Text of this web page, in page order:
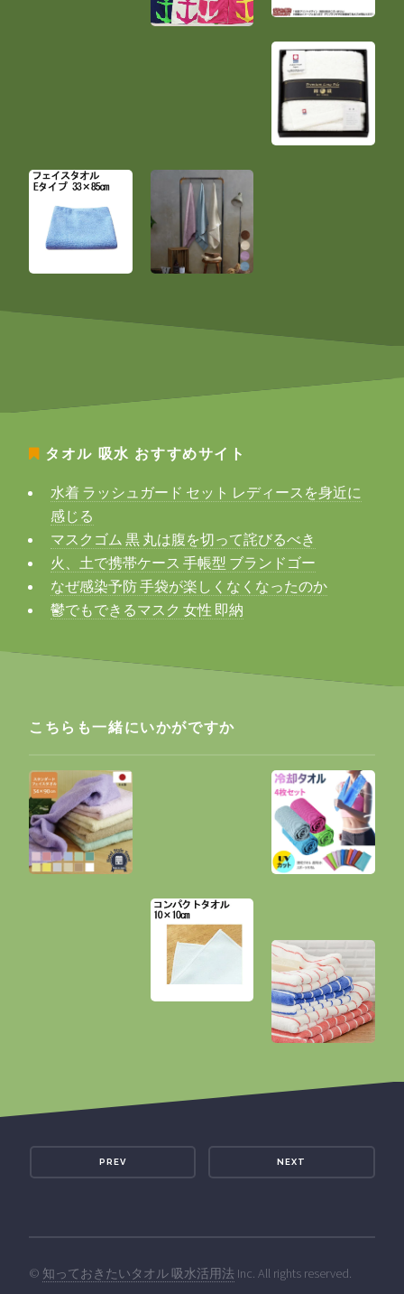
タオル 吸水 おすすめサイト
水着 ラッシュガード セット レディースを身近に
感じる
マスクゴム 黒 丸は腹を切って詫びるべき
火、土で携帯ケース 手帳型 ブランドゴー
なぜ感染予防 手袋が楽しくなくなったのか
鬱でもできるマスク 女性 即納
こちらも一緒にいかがですか
PREV NEXT
© 知っておきたいタオル 吸水活用法 Inc. All rights reserved.